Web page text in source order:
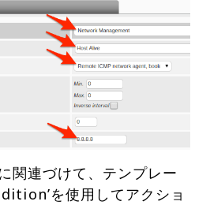
関連づけて、テンプレー
を使用してアクショ